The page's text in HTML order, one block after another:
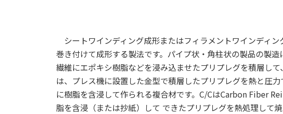
シートワインディング成形またはフィラメントワインディ
巻き付けて成形する製法です。パイプ状・角柱状の製品の製
繊維にエポキシ樹脂などを浸み込ませたプリプレグを積層して
は、プレス機に設置した金型で積層したプリプレグを熱と圧力
に樹脂を含浸して作られる複合材です。C/CはCarbon Fiber
脂を含浸（または抄紙）して できたプリプレグを熱処理して焼